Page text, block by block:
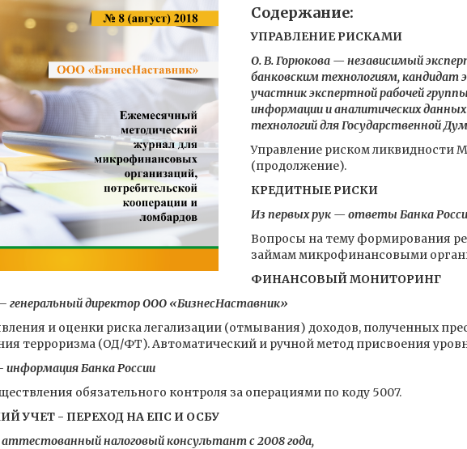
Содержание:
УПРАВЛЕНИЕ РИСКАМИ
О. В. Горюкова — независимый
банковским технологиям, кандидат
участник экспертной рабочей
информации и аналитических
технологий для Государственной
Управление риском ликвидности
(продолжение).
КРЕДИТНЫЕ РИСКИ
Из первых рук — ответы Банка
Вопросы на тему формирования
займам микрофинансовыми
ФИНАНСОВЫЙ МОНИТОРИНГ
генеральный директор ООО «БизнесНаставник»
и оценки риска легализации (отмывания) доходов, полученных
терроризма (ОД/ФТ). Автоматический и ручной метод присвоения
информация Банка России
обязательного контроля за операциями по коду 5007.
УЧЕТ - ПЕРЕХОД НА ЕПС И ОСБУ
налоговый консультант с 2008 года,